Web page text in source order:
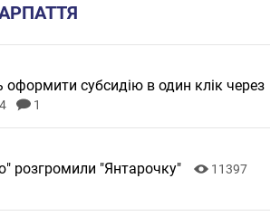
оформити субсидію в один клік через
1
розгромили "Янтарочку"
11397